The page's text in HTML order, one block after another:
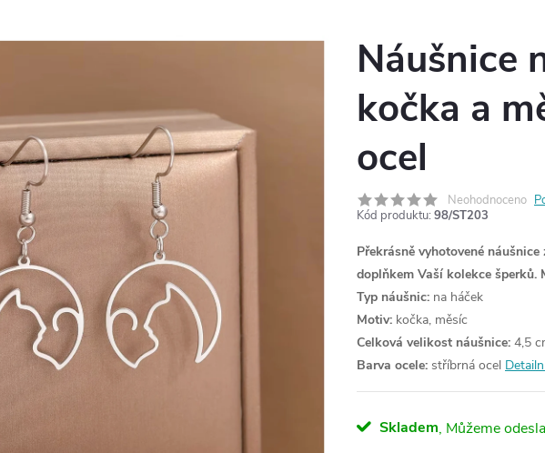
Náušnice
kočka a
ocel
Neohodnoceno
Kód produktu: 98/ST203
Překrásně vyhotovené
doplňkem Vaší kolekce šperků.
Typ náušnic: na háček
Motiv: kočka, měsíc
Celková velikost náušnice: 4,5
Barva ocele: stříbrná ocel
Skladem